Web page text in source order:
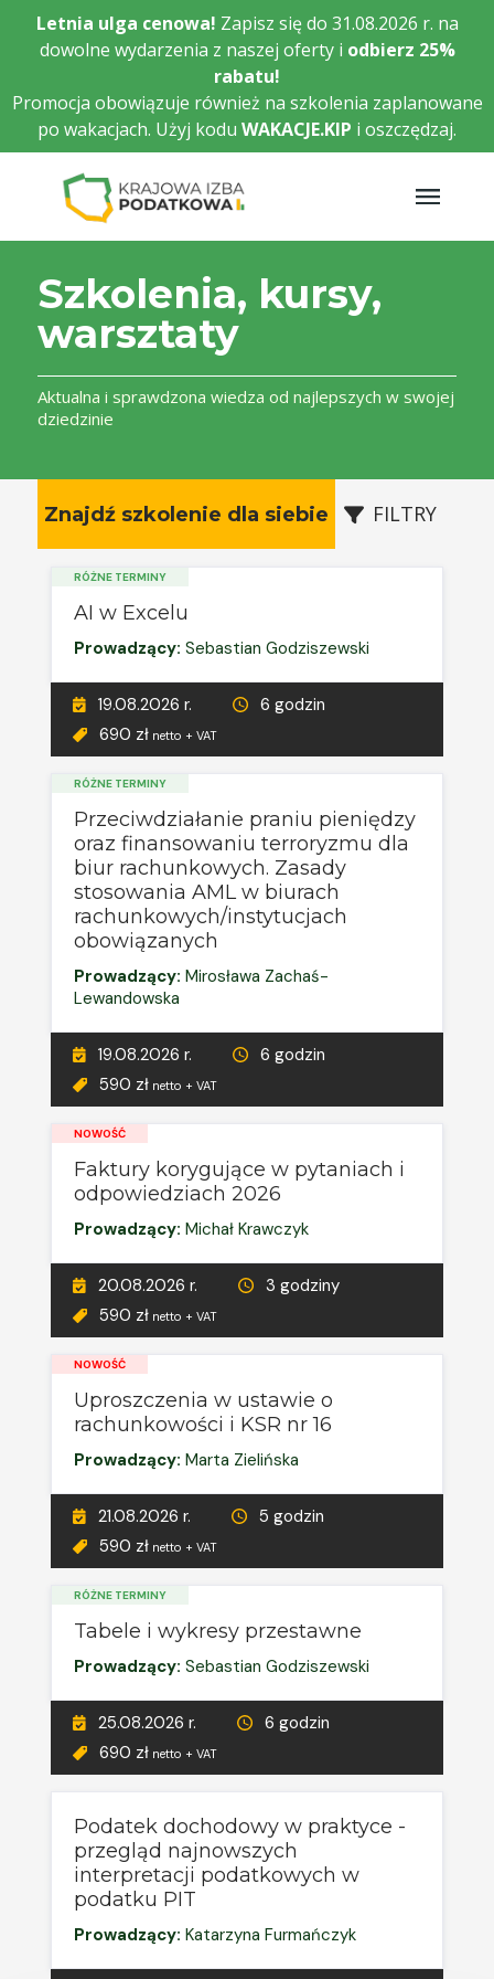
Przejdź
treści
Letnia ulga cenowa! Zapisz się do 31.08.2026 r. na
dowolne wydarzenia z naszej oferty i odbierz 25%
rabatu!
Promocja obowiązuje również na szkolenia zaplanowane
po wakacjach. Użyj kodu WAKACJE.KIP i oszczędzaj.
Szkolenia, kursy,
warsztaty
Aktualna i sprawdzona wiedza od najlepszych w swojej
dziedzinie
Znajdź szkolenie dla siebie FILTRY
RÓŻNE TERMINY
AI w Excelu
Prowadzący: Sebastian Godziszewski
19.08.2026 r.
6 godzin
690 zł netto + VAT
RÓŻNE TERMINY
Przeciwdziałanie praniu pieniędzy
oraz finansowaniu terroryzmu dla
biur rachunkowych. Zasady
stosowania AML w biurach
rachunkowych/instytucjach
obowiązanych
Prowadzący: Mirosława Zachaś-
Lewandowska
19.08.2026 r.
6 godzin
590 zł netto + VAT
NOWOŚĆ
Faktury korygujące w pytaniach i
odpowiedziach 2026
Prowadzący: Michał Krawczyk
20.08.2026 r.
3 godziny
590 zł netto + VAT
NOWOŚĆ
Uproszczenia w ustawie o
rachunkowości i KSR nr 16
Prowadzący: Marta Zielińska
21.08.2026 r.
5 godzin
590 zł netto + VAT
RÓŻNE TERMINY
Tabele i wykresy przestawne
Prowadzący: Sebastian Godziszewski
25.08.2026 r.
6 godzin
690 zł netto + VAT
Podatek dochodowy w praktyce -
przegląd najnowszych
interpretacji podatkowych w
podatku PIT
Prowadzący: Katarzyna Furmańczyk